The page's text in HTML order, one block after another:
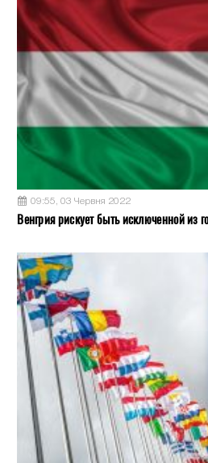
09:55, 03 Червня 2022
Венгрия рискует быть исключенной из